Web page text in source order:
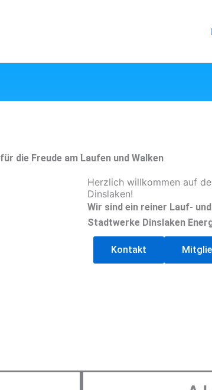
für die Freude am Laufen und Walken
Herzlich willkommen auf
Dinslaken!
Wir sind ein reiner Lauf-
Stadtwerke Dinslaken
Kontakt